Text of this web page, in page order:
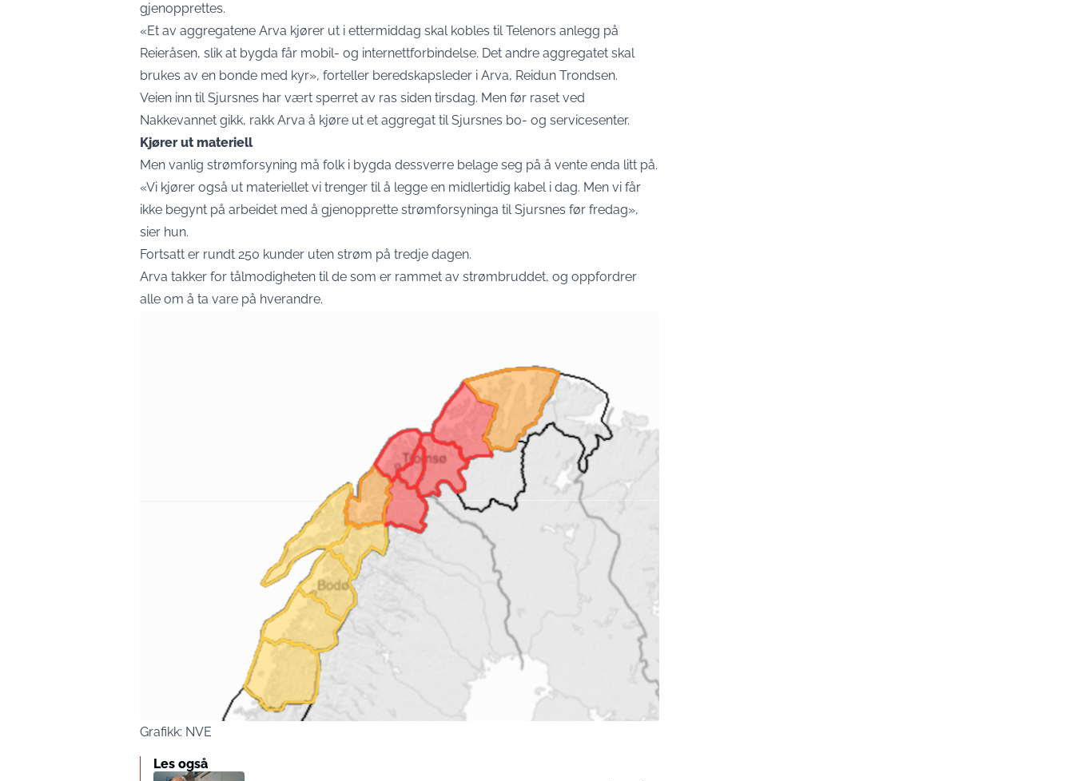
gjenopprettes.
«Et av aggregatene Arva kjører ut i ettermiddag skal kobles til Telenors anlegg på
Reieråsen, slik at bygda får mobil- og internettforbindelse. Det andre aggregatet skal
brukes av en bonde med kyr», forteller beredskapsleder i Arva, Reidun Trondsen.
Veien inn til Sjursnes har vært sperret av ras siden tirsdag. Men før raset ved
Nakkevannet gikk, rakk Arva å kjøre ut et aggregat til Sjursnes bo- og servicesenter.
Kjører ut materiell
Men vanlig strømforsyning må folk i bygda dessverre belage seg på å vente enda litt på.
«Vi kjører også ut materiellet vi trenger til å legge en midlertidig kabel i dag. Men vi får
ikke begynt på arbeidet med å gjenopprette strømforsyninga til Sjursnes før fredag»,
sier hun.
Fortsatt er rundt 250 kunder uten strøm på tredje dagen.
Arva takker for tålmodigheten til de som er rammet av strømbruddet, og oppfordrer
alle om å ta vare på hverandre.
Grafikk: NVE
Les også